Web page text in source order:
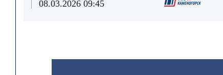
08.03.2026 09:45